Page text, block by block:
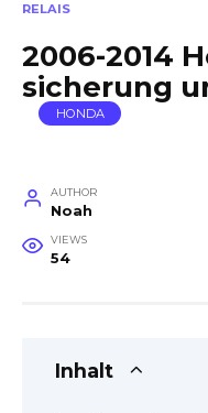
RELAIS
2006-2014
sicherung
HONDA
AUTHOR
Noah
VIEWS
54
Inhalt